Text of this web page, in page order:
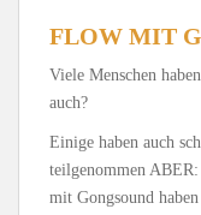
FLOW MIT
Viele Menschen
auch?
Einige haben auch
teilgenommen
mit Gongsound